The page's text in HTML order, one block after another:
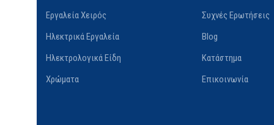
Εργαλεία Χειρός
Ηλεκτρικά Εργαλεία
Ηλεκτρολογικά Είδη
Χρώματα
Συχνές Ερωτήσεις
Blog
Κατάστημα
Επικοινωνία